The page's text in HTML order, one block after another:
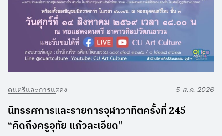
ดนตรีและการแสดง 5 ส.ค. 2026
นิทรรศการและรายการจุฬาวาทิตครั้งที่ 245
“คิดถึงครูอุทัย แก้วละเอียด”